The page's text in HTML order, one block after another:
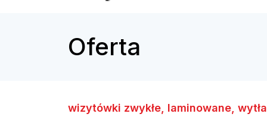
Oferta
wizytówki zwykłe, laminowane,